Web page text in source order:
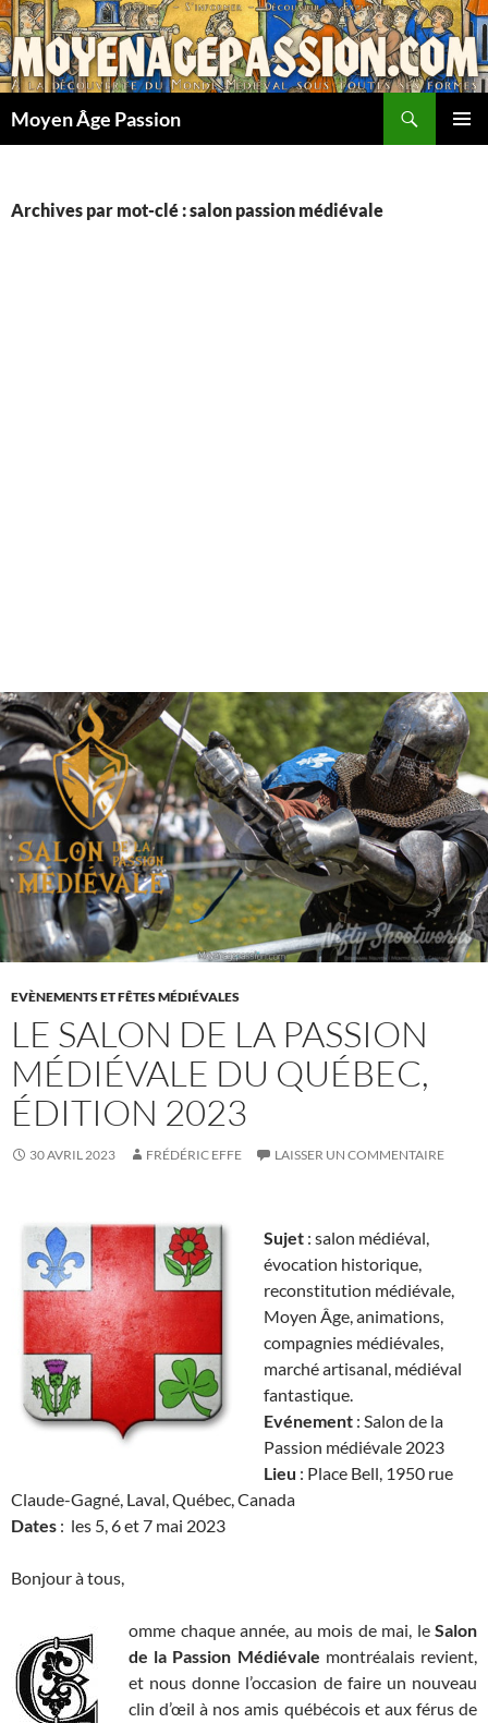
Aller
au
contenu
Moyen Âge Passion
Archives par mot-clé : salon passion médiévale
EVÈNEMENTS ET FÊTES MÉDIÉVALES
LE SALON DE LA PASSION
MÉDIÉVALE DU QUÉBEC,
ÉDITION 2023
30 AVRIL 2023 FRÉDÉRIC EFFE LAISSER UN COMMENTAIRE
Sujet : salon médiéval,
évocation historique,
reconstitution médiévale,
Moyen Âge, animations,
compagnies médiévales,
marché artisanal, médiéval
fantastique.
Evénement : Salon de la
Passion médiévale 2023
Lieu : Place Bell, 1950 rue
Claude-Gagné, Laval, Québec, Canada
Dates : les 5, 6 et 7 mai 2023
Bonjour à tous,
omme chaque année, au mois de mai, leSalon
de la Passion Médiévale montréalais revient,
et nous donne l’occasion de faire un nouveau
clin d’œil à nos amis québécois et aux férus de